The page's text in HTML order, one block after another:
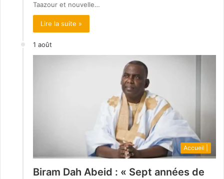
Taazour et nouvelle…
Lire la suite »
1 août
Accueil |
Biram Dah Abeid : « Sept années de